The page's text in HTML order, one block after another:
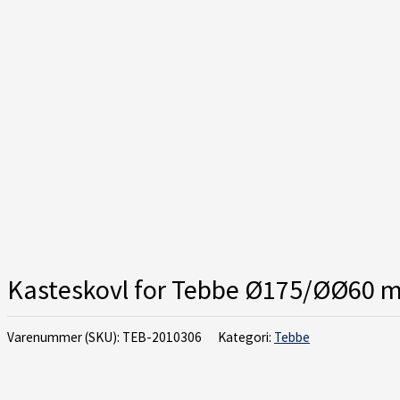
Kasteskovl for Tebbe Ø175/ØØ60
Varenummer (SKU): TEB-2010306 Kategori: Tebbe